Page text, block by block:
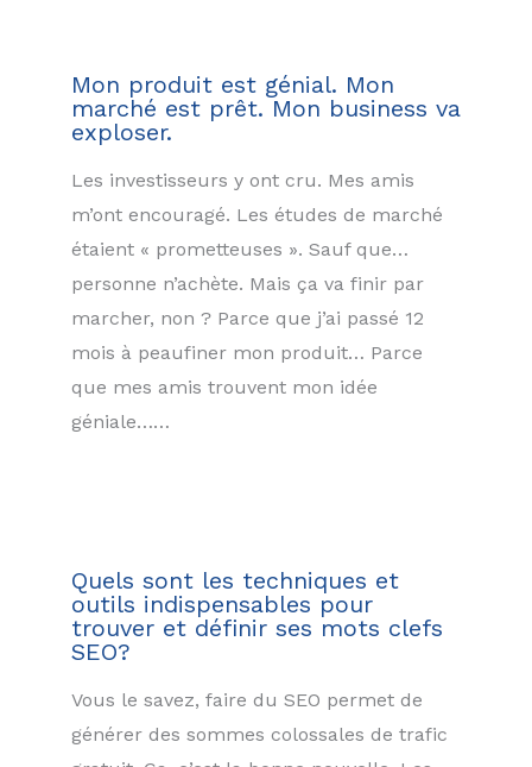
Mon produit est génial. Mon
marché est prêt. Mon business va
exploser.
Les investisseurs y ont cru. Mes amis
m’ont encouragé. Les études de marché
étaient « prometteuses ». Sauf que…
personne n’achète. Mais ça va finir par
marcher, non ? Parce que j’ai passé 12
mois à peaufiner mon produit… Parce
que mes amis trouvent mon idée
géniale……
Quels sont les techniques et
outils indispensables pour
trouver et définir ses mots clefs
SEO?
Vous le savez, faire du SEO permet de
générer des sommes colossales de trafic